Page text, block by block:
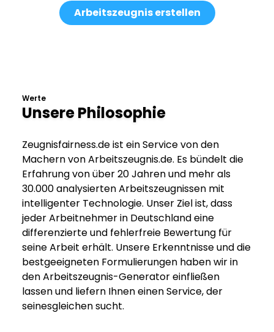
Arbeitszeugnis erstellen
Werte
Unsere Philosophie
Zeugnisfairness.de ist ein Service von den
Machern von Arbeitszeugnis.de. Es bündelt die
Erfahrung von über 20 Jahren und mehr als
30.000 analysierten Arbeitszeugnissen mit
intelligenter Technologie. Unser Ziel ist, dass
jeder Arbeitnehmer in Deutschland eine
differenzierte und fehlerfreie Bewertung für
seine Arbeit erhält. Unsere Erkenntnisse und die
bestgeeigneten Formulierungen haben wir in
den Arbeitszeugnis-Generator einfließen
lassen und liefern Ihnen einen Service, der
seinesgleichen sucht.